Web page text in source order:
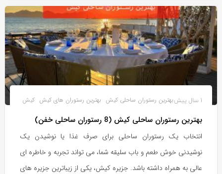
بهترین رستوران ساحلی کیش بهترین رستوران های کیش کیش
بهترین رستوران ساحلی کیش (8 رستوران ساحلی خفن)
انتخاب یک رستوران ساحلی برای صرف غذا یا نوشیدن یک
نوشیدنی خوش طعم و باب سلیقه شما، می تواند تجربه و خاطره ای
عالی به همراه داشته باشد. جزیره کیش، یکی از زیباترین جزیره های